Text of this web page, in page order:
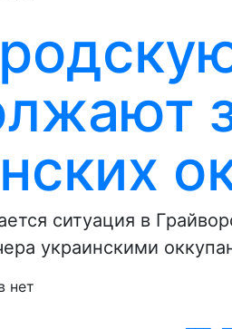
ситуация в
украинскими
нет